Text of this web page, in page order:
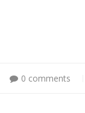
0 comments